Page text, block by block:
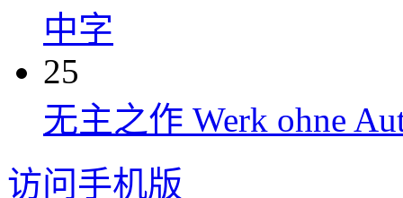
中字
25
无主之作 Werk ohne
访问手机版